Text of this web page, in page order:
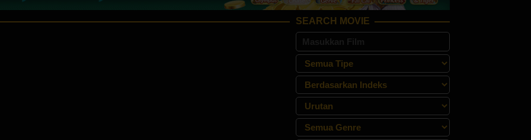
SEARCH MOVIE